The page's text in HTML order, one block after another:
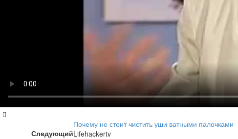
Следующий
Почему не стоит чистить уши ватными палочками
Lifehackertv